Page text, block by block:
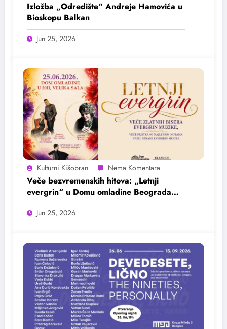
Izložba „Odredište“ Andreje Hamovića u
Bioskopu Balkan
Jun 25, 2026
Kulturni Kišobran
Veče bezvremenskih hitova: „Letnji
evergrin“ u Domu omladine Beograda
25. juna
Jun 25, 2026